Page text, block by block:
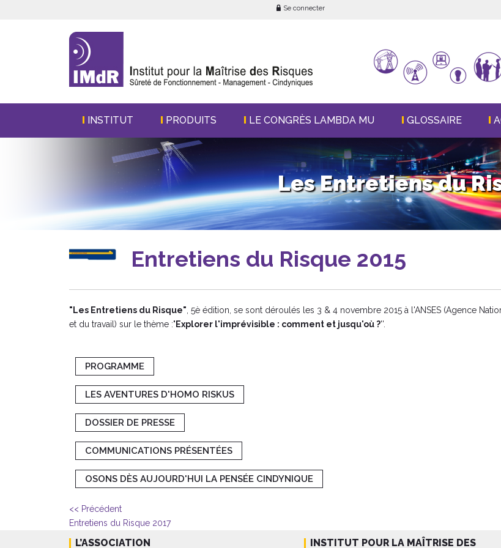
Se connecter
INSTITUT PRODUITS LE CONGRÈS LAMBDA MU GLOSSAIRE
Les Entretiens du
Entretiens du Risque 2015
"Les Entretiens du Risque" , 5è édition, se sont déroulés les 3 & 4 novembre 2015 à l'ANSES (Agence
et du travail) sur le thème :" Explorer l'imprévisible : comment et jusqu'où ?''.
PROGRAMME
LES AVENTURES D'HOMO RISKUS
DOSSIER DE PRESSE
COMMUNICATIONS PRÉSENTÉES
OSONS DÈS AUJOURD'HUI LA PENSÉE CINDYNIQUE
<< Précédent
Entretiens du Risque 2017
L’ASSOCIATION
INSTITUT POUR LA MAÎTRISE DES